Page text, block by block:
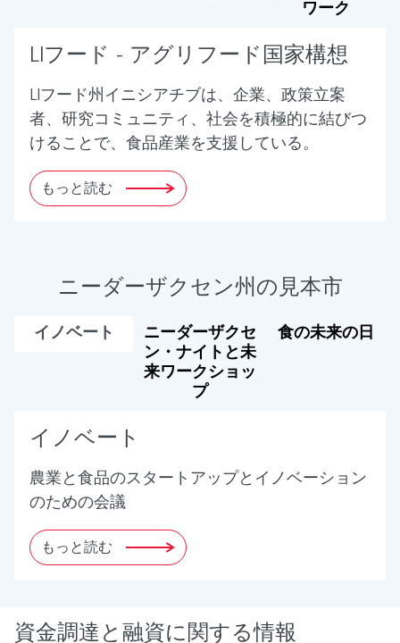
ワーク
LIフード - アグリフード国家構想
LIフード州イニシアチブは、企業、政策立案
者、研究コミュニティ、社会を積極的に結びつ
けることで、食品産業を支援している。
もっと読む
ニーダーザクセン州の見本市
イノベート
ニーダーザクセ
ン・ナイトと未
来ワークショッ
プ
食の未来の日
イノベート
農業と食品のスタートアップとイノベーション
のための会議
もっと読む
資金調達と融資に関する情報